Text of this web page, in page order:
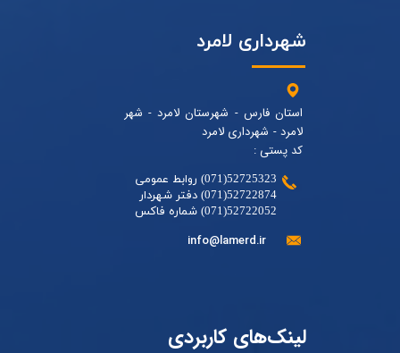
شهرداری لامرد
استان فارس - شهرستان لامرد - شهر
لامرد - شهرداری لامرد
کد پستی :
52725323(071) روابط عمومی
52722874(071) دفتر شهردار
52722052(071) شماره فاکس
info@lamerd.ir
لینک‌های کاربردی